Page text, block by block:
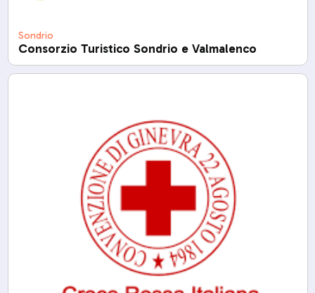
Sondrio
Consorzio Turistico Sondrio e Valmalenco